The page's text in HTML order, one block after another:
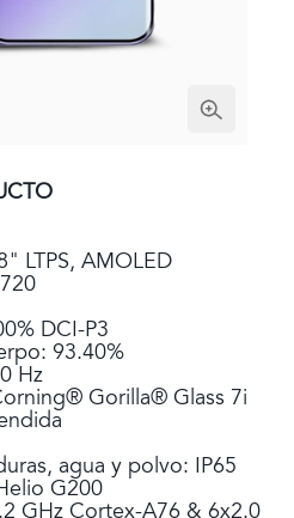
LTPS, AMOLED
DCI-P3
93.40%
Hz
Gorilla® Glass 7i
agua y polvo: IP65
G200
GHz Cortex-A76 & 6x2.0